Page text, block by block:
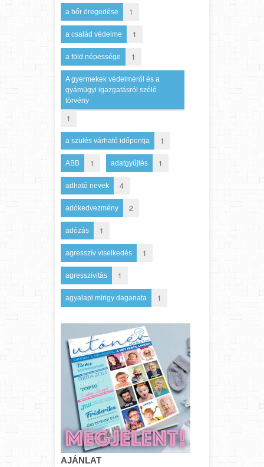
a bőr öregedése 1
a család védelme 1
a föld népessége 1
A gyermekek védelméről és a
gyámügyi igazgatásról szóló
törvény
1
a szülés várható időpontja 1
ABB 1 adatgyűjtés 1
adható nevek 4
adókedvezmény 2
adózás 1
agresszív viselkedés 1
agresszivitás 1
agyalapi mirigy daganata 1
AJÁNLAT